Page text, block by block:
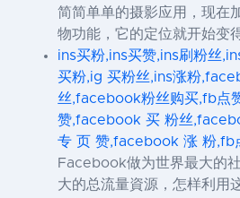
简简单单的摄影应用，现在
物功能，它的定位就开始变
ins买粉,ins买赞,ins刷粉丝
买粉,ig 买粉丝,ins涨粉
丝,facebook粉丝购买,fb点
赞,facebook 买 粉丝
专 页 赞,facebook 涨 粉,fb
Facebook做为世界最大的
大的总流量資源，怎样利用